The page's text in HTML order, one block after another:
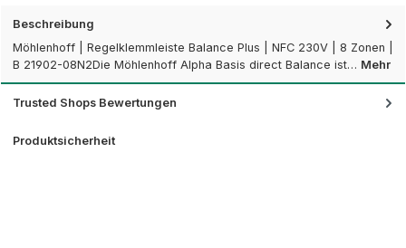
Beschreibung
Möhlenhoff | Regelklemmleiste Balance Plus | NFC 230V | 8 Zonen |
B 21902-08N2Die Möhlenhoff Alpha Basis direct Balance ist… Mehr
Trusted Shops Bewertungen
Produktsicherheit